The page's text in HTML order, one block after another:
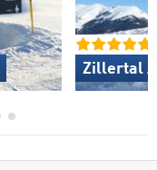
Zillertal